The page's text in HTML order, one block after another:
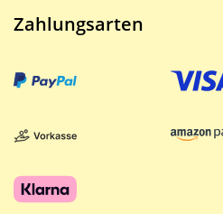
Zahlungsarten